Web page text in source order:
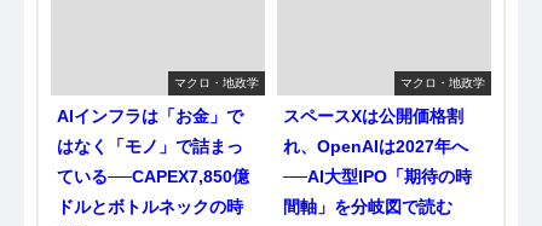
マクロ・地政学
AIインフラは「お金」で
はなく「モノ」で詰まっ
ている──CAPEX7,850億
ドルとボトルネックの時
マクロ・地政学
スペースXは公開価格割
れ、OpenAIは2027年へ
──AI大型IPO「期待の時
間軸」を分岐図で読む